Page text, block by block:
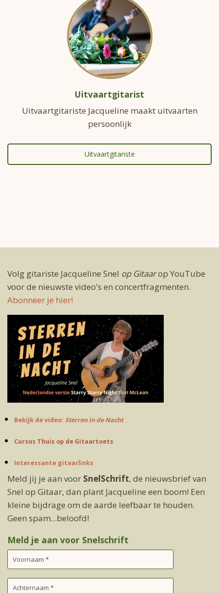
Uitvaartgitarist
Uitvaartgitariste Jacqueline maakt uitvaarten
persoonlijk
Uitvaartgitariste
Volg gitariste Jacqueline Snel op Gitaarop YouTube
voor de nieuwste video's en concertfragmenten.
Abonneer je hier!
Bekijk de video: Sterren in de Nacht
Cursus Thuis op de Gitaartoets
Interessante gitaarlinks
Meld jij je aan voor SnelSchrift, de nieuwsbrief van
Snel op Gitaar, dan plant Jacqueline een boom! Een
kleine bijdrage om de aarde leefbaar te houden.
Geen spam...beloofd!
Meld je aan voor Snelschrift